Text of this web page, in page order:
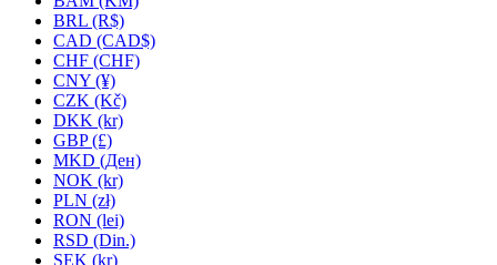
BRL (R$)
CAD (CAD$)
CHF (CHF)
CNY (¥)
CZK (Kč)
DKK (kr)
GBP (£)
MKD (Ден)
NOK (kr)
PLN (zł)
RON (lei)
RSD (Din.)
SEK (kr)